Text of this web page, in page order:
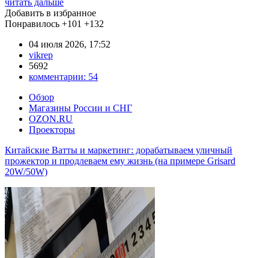
Добавить в избранное
Понравилось +101 +132
04 июля 2026, 17:52
vikrep
5692
комментарии: 54
Обзор
Магазины России и СНГ
OZON.RU
Проекторы
Китайские Ватты и маркетинг: дорабатываем уличный
прожектор и продлеваем ему жизнь (на примере Grisard
20W/50W)